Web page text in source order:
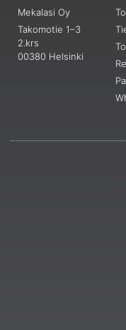
Mekalasi Oy
Takomotie 1–3
2.krs
00380 Helsinki